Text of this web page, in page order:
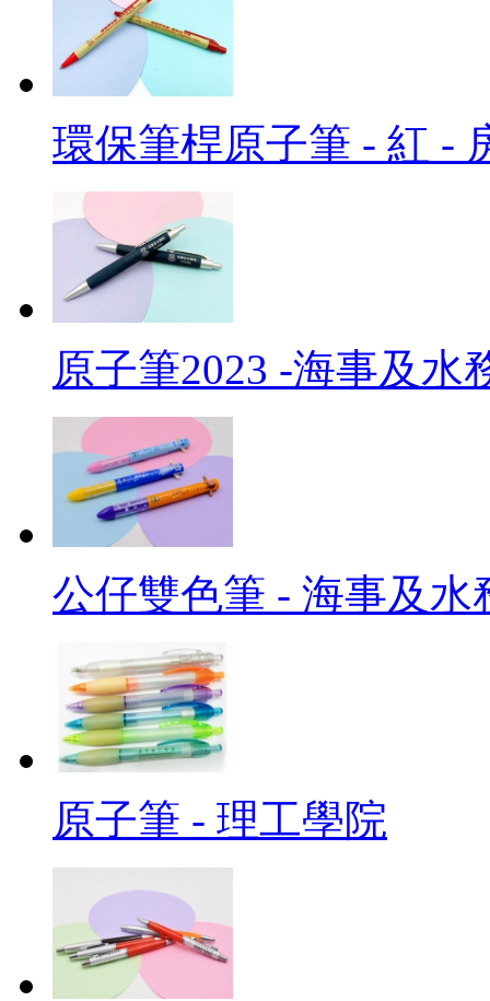
環保筆桿原子筆 - 紅 -
原子筆2023 -海事及水
公仔雙色筆 - 海事及水
原子筆 - 理工學院